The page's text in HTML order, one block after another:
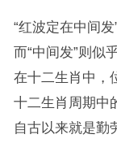
“红波定在中间
而“中间发”则似
在十二生肖中，
十二生肖周期中
自古以来就是勤